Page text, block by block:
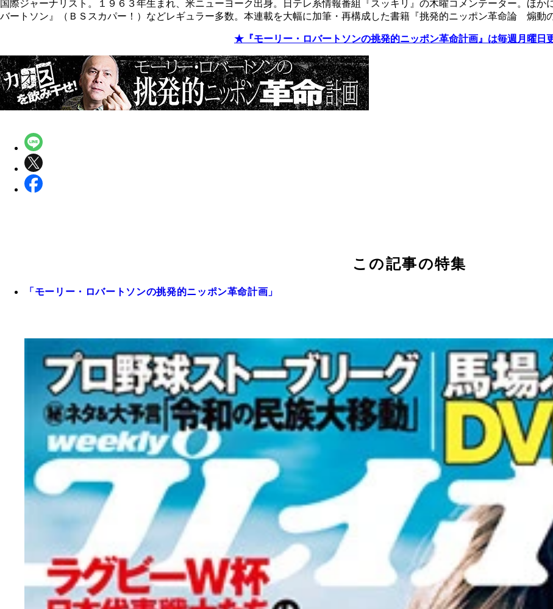
国際ジャーナリスト。１９６３年生まれ、米ニューヨーク出身。日テレ系情報番組『スッキリ』の木曜コメンテーター。ほ
バートソン』（ＢＳスカパー！）などレギュラー多数。本連載を大幅に加筆・再構成した書籍『挑発的ニッポン革命論 煽動
★『モーリー・ロバートソンの挑発的ニッポン革命計画』は毎週月曜日
この記事の特集
「モーリー・ロバートソンの挑発的ニッポン革命計画」